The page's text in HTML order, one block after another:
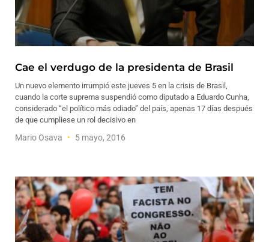
Cae el verdugo de la presidenta de Brasil
Un nuevo elemento irrumpió este jueves 5 en la crisis de Brasil,
cuando la corte suprema suspendió como diputado a Eduardo Cunha,
considerado “el político más odiado” del país, apenas 17 días después
de que cumpliese un rol decisivo en
Mario Osava 5 mayo, 2016